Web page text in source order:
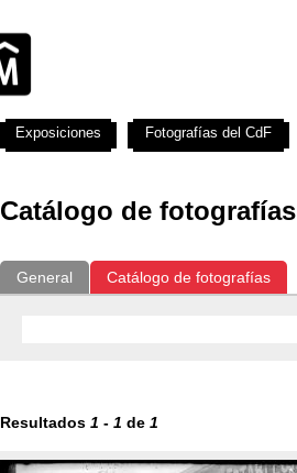
Catálogo de fotografías
General Catálogo de fotografías
Resultados 1 - 1 de 1
Exposiciones Fotografías del CdF